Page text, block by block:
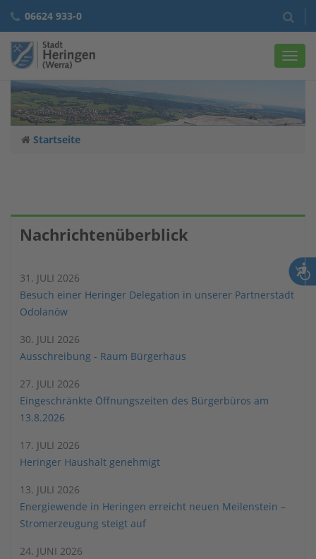
06624 933-0
Startseite
Nachrichtenüberblick
31. JULI 2026
Besuch einer Heringer Delegation in unserer Partnerstadt
Odolanów
30. JULI 2026
Ausschreibung - Raum Bürgerhaus
27. JULI 2026
Eingeschränkte Öffnungszeiten des Bürgerbüros am
13.8.2026
17. JULI 2026
Heringer Haushalt genehmigt
13. JULI 2026
Energiewende in Heringen erreicht neuen Meilenstein –
Stromerzeugung steigt auf
24. JUNI 2026